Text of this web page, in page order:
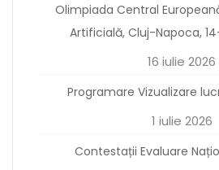
Olimpiada Central
Artificială, Cluj-Napoca,
16 iulie 2026
Programare Vizualizare
1 iulie 2026
Contestații Evaluare